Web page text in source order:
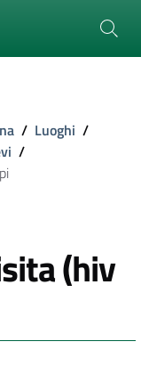
/ Luoghi /
/
(hiv